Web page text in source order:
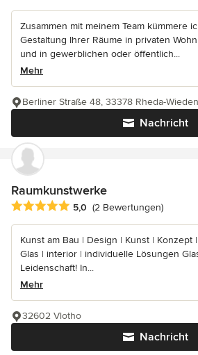
Zusammen mit meinem Team kümmere
Gestaltung Ihrer Räume in privaten
und in gewerblichen oder öffentlich...
Mehr
Nachricht
Berliner Straße 48, 33378 Rheda-
Raumkunstwerke
Durchschnittliche Bewertung: 5 von 5
5,0 (2 Bewertungen)
Kunst am Bau | Design | Kunst | Konzept
Glas | interior | individuelle Lösungen
Leidenschaft! In...
Mehr
Nachricht
32602 Vlotho